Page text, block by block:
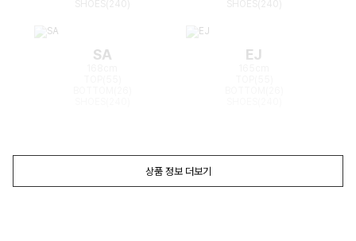
SA EJ
상품 정보 더보기